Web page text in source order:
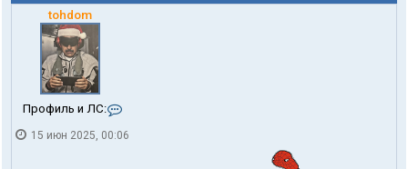
tohdom
Профиль и ЛС:
н
15 июн 2025, 00:06